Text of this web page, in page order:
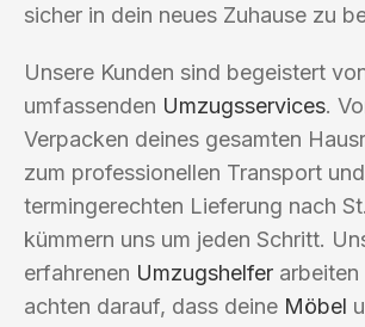
sicher in dein neues Zuhause zu
Unsere Kunden sind begeistert
umfassenden Umzugsservices.
Verpacken deines gesamten
zum professionellen Transport
termingerechten Lieferung nach
kümmern uns um jeden Schritt.
erfahrenen Umzugshelfer
achten darauf, dass deine Möbel